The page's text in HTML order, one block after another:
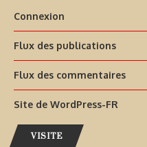
Connexion
Flux des publications
Flux des commentaires
Site de WordPress-FR
VISITE